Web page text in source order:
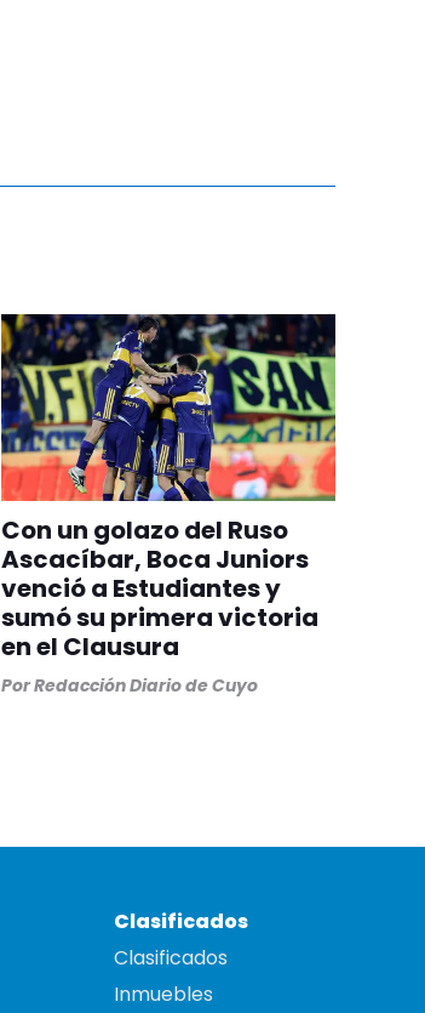
Con un golazo del Ruso
Ascacíbar, Boca Juniors
venció a Estudiantes y
sumó su primera victoria
en el Clausura
PorRedacción Diario de Cuyo
Clasificados
Clasificados
Inmuebles